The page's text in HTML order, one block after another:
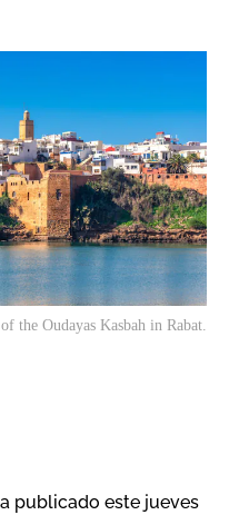
the Oudayas Kasbah in Rabat.
publicado este jueves